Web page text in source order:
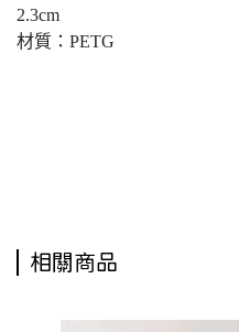
2.3cm
材質：PETG
相關商品